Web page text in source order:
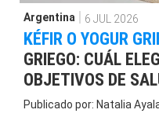
Argentina 6 JUL 2026
KÉFIR O YOGUR
GRIEGO: CUÁL
OBJETIVOS DE
Publicado por: Natalia